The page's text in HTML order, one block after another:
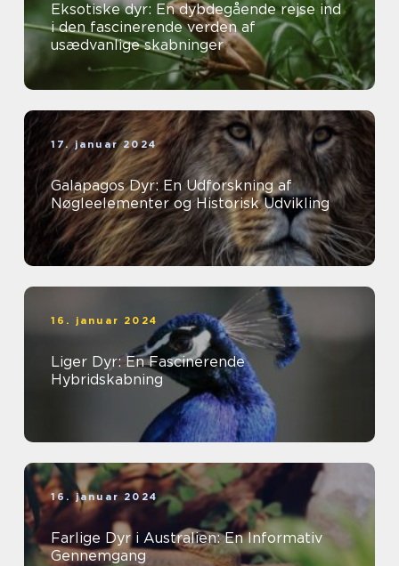
Eksotiske dyr: En dybdegående rejse ind
i den fascinerende verden af
usædvanlige skabninger
17. januar 2024
Galapagos Dyr: En Udforskning af
Nøgleelementer og Historisk Udvikling
16. januar 2024
Liger Dyr: En Fascinerende
Hybridskabning
16. januar 2024
Farlige Dyr i Australien: En Informativ
Gennemgang